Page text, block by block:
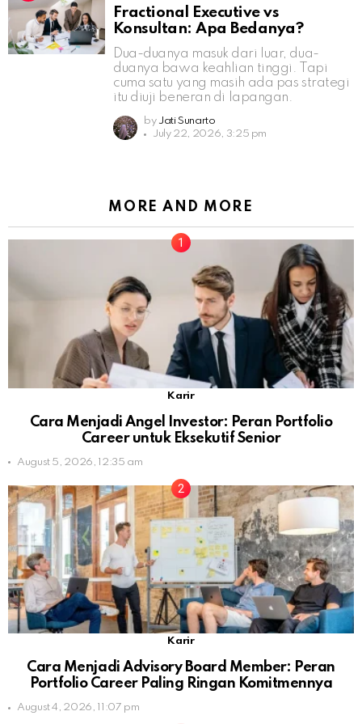
Fractional Executive vs
Konsultan: Apa Bedanya?
Dua-duanya masuk dari luar, dua-
duanya bawa keahlian tinggi. Tapi
cuma satu yang masih ada pas strategi
itu diuji beneran di lapangan.
by Jati Sunarto
July 22, 2026, 3:25 pm
MORE AND MORE
Karir
Cara Menjadi Angel Investor: Peran Portfolio
Career untuk Eksekutif Senior
August 5, 2026, 12:35 am
Karir
Cara Menjadi Advisory Board Member: Peran
Portfolio Career Paling Ringan Komitmennya
August 4, 2026, 11:07 pm